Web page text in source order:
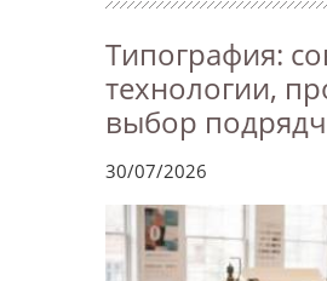
Типография:
технологии,
выбор
30/07/2026